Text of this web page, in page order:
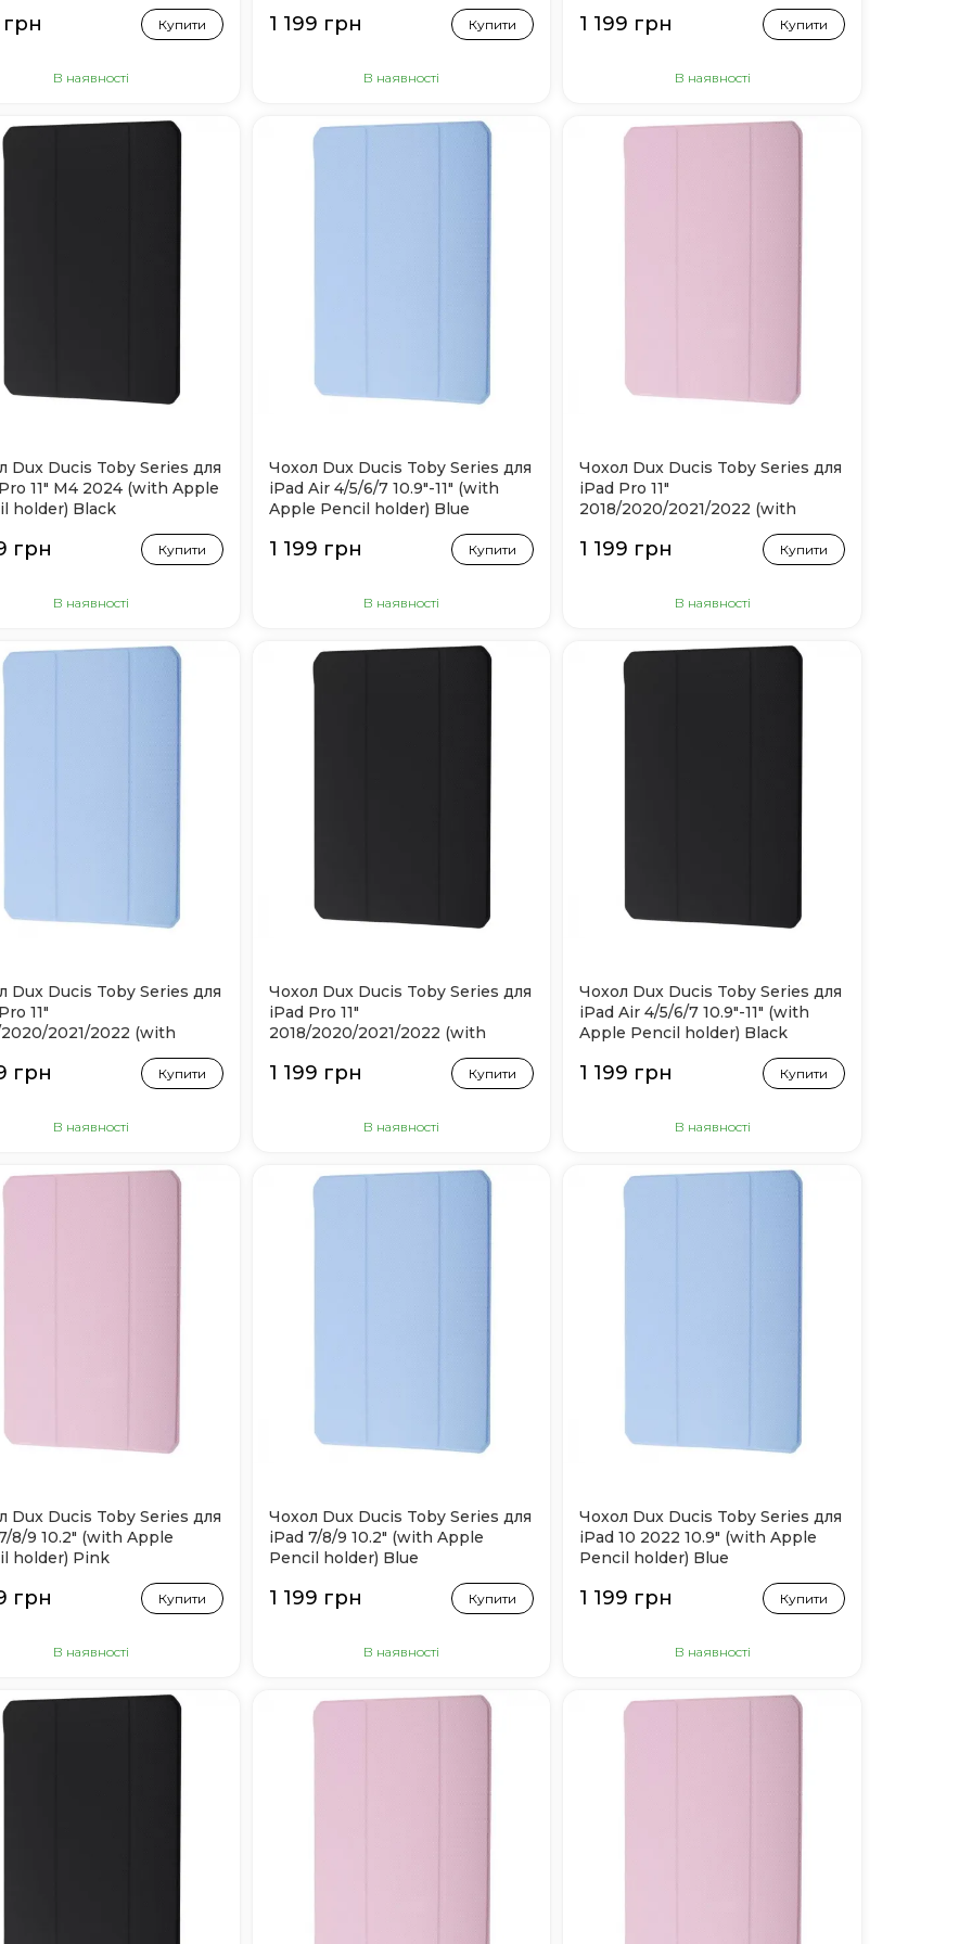
Купити
В наявності
1 199 грн Купити
В наявності
1 199 грн Купити
В наявності
Dux Ducis Toby Series для
11" M4 2024 (with Apple
holder) Black
грн Купити
В наявності
Чохол Dux Ducis Toby Series для
iPad Air 4/5/6/7 10.9"-11" (with
Apple Pencil holder) Blue
1 199 грн Купити
В наявності
Чохол Dux Ducis Toby Series для
iPad Pro 11"
2018/2020/2021/2022 (with
Apple Pencil holder) Pink
1 199 грн Купити
В наявності
Dux Ducis Toby Series для
11"
2020/2021/2022 (with
Pencil holder) Blue
грн Купити
В наявності
Чохол Dux Ducis Toby Series для
iPad Pro 11"
2018/2020/2021/2022 (with
Apple Pencil holder) Black
1 199 грн Купити
В наявності
Чохол Dux Ducis Toby Series для
iPad Air 4/5/6/7 10.9"-11" (with
Apple Pencil holder) Black
1 199 грн Купити
В наявності
Dux Ducis Toby Series для
8/9 10.2" (with Apple
holder) Pink
грн Купити
В наявності
Чохол Dux Ducis Toby Series для
iPad 7/8/9 10.2" (with Apple
Pencil holder) Blue
1 199 грн Купити
В наявності
Чохол Dux Ducis Toby Series для
iPad 10 2022 10.9" (with Apple
Pencil holder) Blue
1 199 грн Купити
В наявності